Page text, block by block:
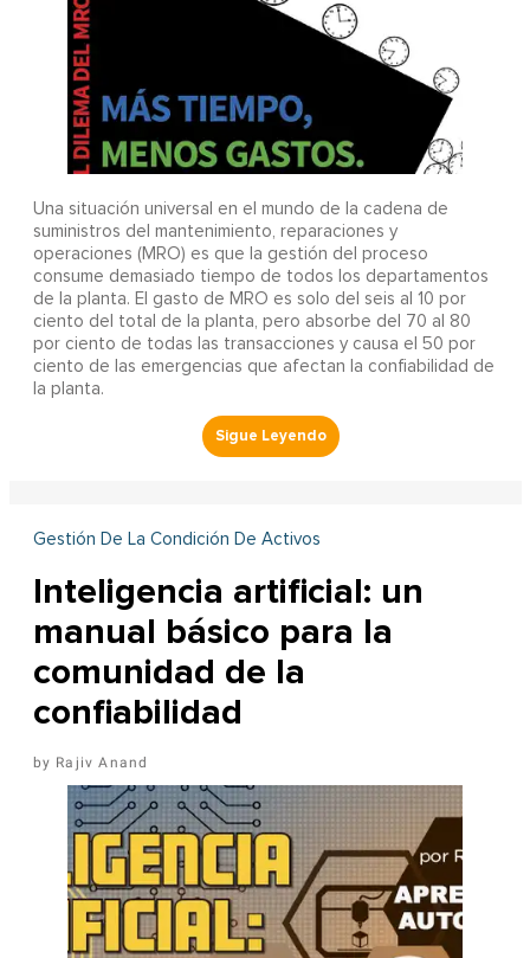
Una situación universal en el mundo de la cadena de
suministros del mantenimiento, reparaciones y
operaciones (MRO) es que la gestión del proceso
consume demasiado tiempo de todos los departamentos
de la planta. El gasto de MRO es solo del seis al 10 por
ciento del total de la planta, pero absorbe del 70 al 80
por ciento de todas las transacciones y causa el 50 por
ciento de las emergencias que afectan la confiabilidad de
la planta.
Gestión De La Condición De Activos
Inteligencia artificial: un
manual básico para la
comunidad de la
confiabilidad
Rajiv Anand